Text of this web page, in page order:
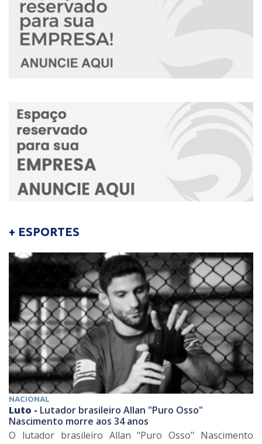
+ ESPORTES
NACIONAL
Luto - Lutador brasileiro Allan "Puro Osso"
Nascimento morre aos 34 anos
O lutador brasileiro Allan "Puro Osso" Nascimento